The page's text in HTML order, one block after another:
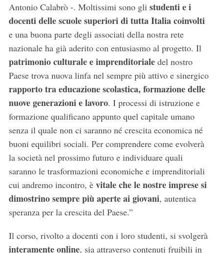
Antonio Calabrò -. Moltissimi sono gli studenti e i
docenti delle scuole superiori di tutta Italia coinvolti
e una buona parte degli associati della nostra rete
nazionale ha già aderito con entusiasmo al progetto. Il
patrimonio culturale e imprenditoriale del nostro
Paese trova nuova linfa nel sempre più attivo e sinergico
rapporto tra educazione scolastica, formazione delle
nuove generazioni e lavoro. I processi di istruzione e
formazione qualificano appunto quel capitale umano
senza il quale non ci saranno né crescita economica né
buoni equilibri sociali. Per comprendere come evolverà
la società nel prossimo futuro e individuare quali
saranno le trasformazioni economiche e imprenditoriali
cui andremo incontro, è vitale che le nostre imprese si
dimostrino sempre più aperte ai giovani, autentica
speranza per la crescita del Paese.”
Il corso, rivolto a docenti con i loro studenti, si svolgerà
interamente online, sia attraverso contenuti fruibili in